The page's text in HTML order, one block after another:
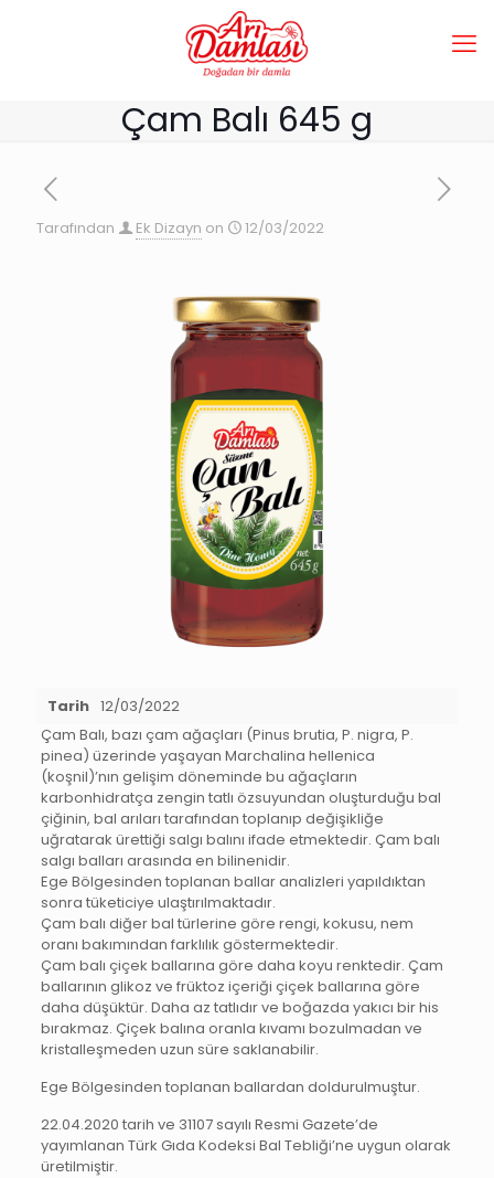
Çam Balı 645 g
Tarafından Ek Dizayn on 12/03/2022
Tarih 12/03/2022
Çam Balı, bazı çam ağaçları (Pinus brutia, P. nigra, P.
pinea) üzerinde yaşayan Marchalina hellenica
(koşnil)’nın gelişim döneminde bu ağaçların
karbonhidratça zengin tatlı özsuyundan oluşturduğu bal
çiğinin, bal arıları tarafından toplanıp değişikliğe
uğratarak ürettiği salgı balını ifade etmektedir. Çam balı
salgı balları arasında en bilinenidir.
Ege Bölgesinden toplanan ballar analizleri yapıldıktan
sonra tüketiciye ulaştırılmaktadır.
Çam balı diğer bal türlerine göre rengi, kokusu, nem
oranı bakımından farklılık göstermektedir.
Çam balı çiçek ballarına göre daha koyu renktedir. Çam
ballarının glikoz ve früktoz içeriği çiçek ballarına göre
daha düşüktür. Daha az tatlıdır ve boğazda yakıcı bir his
bırakmaz. Çiçek balına oranla kıvamı bozulmadan ve
kristalleşmeden uzun süre saklanabilir.
Ege Bölgesinden toplanan ballardan doldurulmuştur.
22.04.2020 tarih ve 31107 sayılı Resmi Gazete’de
yayımlanan Türk Gıda Kodeksi Bal Tebliği’ne uygun olarak
üretilmiştir.